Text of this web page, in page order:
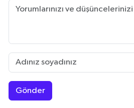
Gönder